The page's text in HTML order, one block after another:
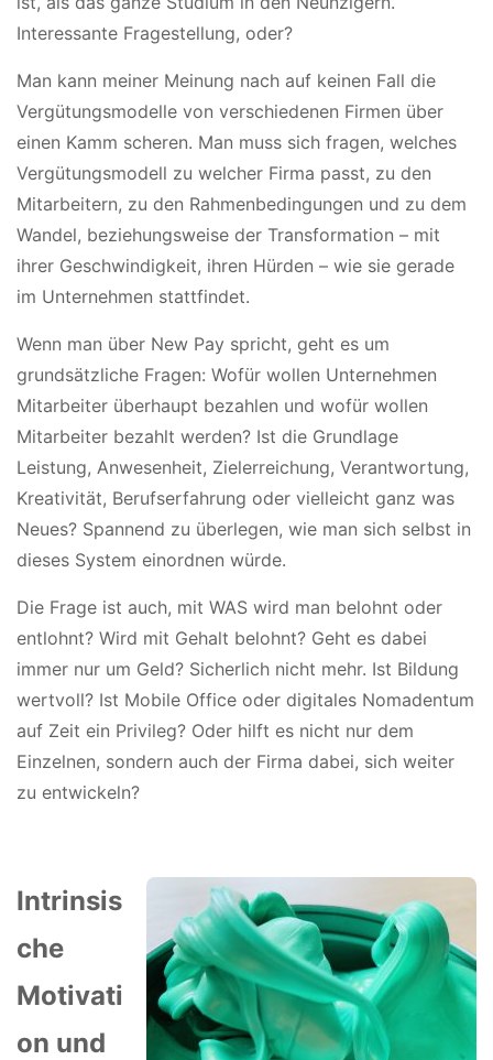
Interessante Fragestellung, oder?
Man kann meiner Meinung nach auf keinen Fall die
Vergütungsmodelle von verschiedenen Firmen über
einen Kamm scheren. Man muss sich fragen, welches
Vergütungsmodell zu welcher Firma passt, zu den
Mitarbeitern, zu den Rahmenbedingungen und zu dem
Wandel, beziehungsweise der Transformation – mit
ihrer Geschwindigkeit, ihren Hürden – wie sie gerade
im Unternehmen stattfindet.
Wenn man über New Pay spricht, geht es um
grundsätzliche Fragen: Wofür wollen Unternehmen
Mitarbeiter überhaupt bezahlen und wofür wollen
Mitarbeiter bezahlt werden? Ist die Grundlage
Leistung, Anwesenheit, Zielerreichung, Verantwortung,
Kreativität, Berufserfahrung oder vielleicht ganz was
Neues? Spannend zu überlegen, wie man sich selbst in
dieses System einordnen würde.
Die Frage ist auch, mit WAS wird man belohnt oder
entlohnt? Wird mit Gehalt belohnt? Geht es dabei
immer nur um Geld? Sicherlich nicht mehr. Ist Bildung
wertvoll? Ist Mobile Office oder digitales Nomadentum
auf Zeit ein Privileg? Oder hilft es nicht nur dem
Einzelnen, sondern auch der Firma dabei, sich weiter
zu entwickeln?
Intrinsis
che
Motivati
on und